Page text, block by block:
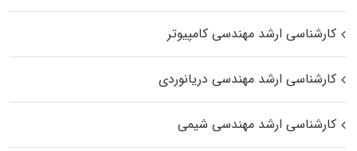
کارشناسی ارشد مهندسی کامپیوتر
کارشناسی ارشد مهندسی دریانوردی
کارشناسی ارشد مهندسی شیمی